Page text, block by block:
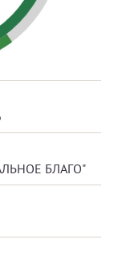
БЛАГО"